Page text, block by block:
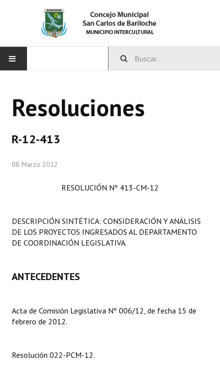
CONCEJO
Comisiones Especiales
Programas
Constitución Nacional
Carta Orgánica 2007
Digesto
Resoluciones
R-12-413
08 Marzo 2012
RESOLUCIÓN Nº 413-CM-12
DESCRIPCIÓN SINTÉTICA: CONSIDERACIÓN Y ANÁLISIS
DE LOS PROYECTOS INGRESADOS AL DEPARTAMENTO
DE COORDINACIÓN LEGISLATIVA.
ANTECEDENTES
Acta de Comisión Legislativa Nº 006/12, de fecha 15 de
febrero de 2012.
Resolución 022-PCM-12.